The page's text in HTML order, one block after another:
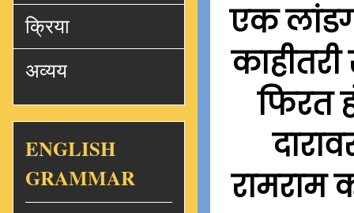
एक
फिरत
रामराम
क्रिया
अव्यय
ENGLISH
GRAMMAR